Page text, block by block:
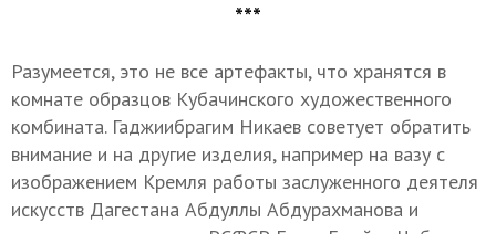
***
Разумеется, это не все артефакты, что хранятся в
комнате образцов Кубачинского художественного
комбината. Гаджиибрагим Никаев советует обратить
внимание и на другие изделия, например на вазу с
изображением Кремля работы заслуженного деятеля
искусств Дагестана Абдуллы Абдурахманова и